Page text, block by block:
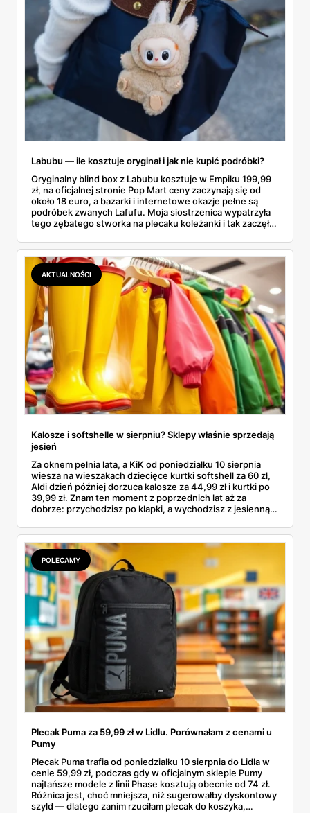
Labubu — ile kosztuje oryginał i jak nie kupić podróbki?
Oryginalny blind box z Labubu kosztuje w Empiku 199,99
zł, na oficjalnej stronie Pop Mart ceny zaczynają się od
około 18 euro, a bazarki i internetowe okazje pełne są
podróbek zwanych Lafufu. Moja siostrzenica wypatrzyła
tego zębatego stworka na plecaku koleżanki i tak zaczęło
kosztuje i po czym poznać, że sprzedawca nie wciska nam
podróbki. Spisałam wszystko, czego się dowiedziałam —
łącznie z jedną wpadką, o której za chwilę.
AKTUALNOŚCI
Kalosze i softshelle w sierpniu? Sklepy właśnie sprzedają
jesień
Za oknem pełnia lata, a KiK od poniedziałku 10 sierpnia
wiesza na wieszakach dziecięce kurtki softshell za 60 zł,
Aldi dzień później dorzuca kalosze za 44,99 zł i kurtki po
39,99 zł. Znam ten moment z poprzednich lat aż za
dobrze: przychodzisz po klapki, a wychodzisz z jesienną
pojawi się w gazetkach w przyszłym tygodniu i czy jest
sens kupować jesień, zanim skończą się wakacje.
POLECAMY
Plecak Puma za 59,99 zł w Lidlu. Porównałam z cenami u
Pumy
Plecak Puma trafia od poniedziałku 10 sierpnia do Lidla w
cenie 59,99 zł, podczas gdy w oficjalnym sklepie Pumy
najtańsze modele z linii Phase kosztują obecnie od 74 zł.
Różnica jest, choć mniejsza, niż sugerowałby dyskontowy
szyld — dlatego zanim rzuciłam plecak do koszyka,